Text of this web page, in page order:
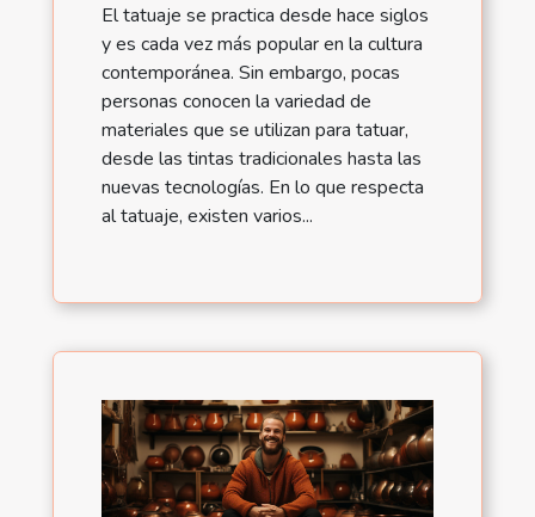
El tatuaje se practica desde hace siglos
y es cada vez más popular en la cultura
contemporánea. Sin embargo, pocas
personas conocen la variedad de
materiales que se utilizan para tatuar,
desde las tintas tradicionales hasta las
nuevas tecnologías. En lo que respecta
al tatuaje, existen varios...